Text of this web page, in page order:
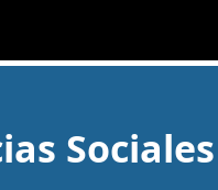
Sociales